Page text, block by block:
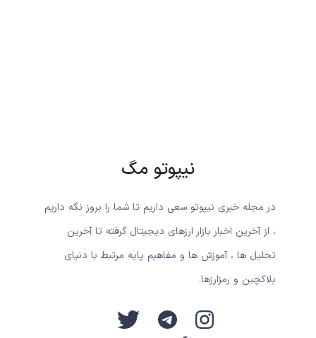
نیپوتو مگ
در مجله خبری نیپوتو سعی داریم تا شما را بروز نگه داریم
، از آخرین اخبار بازار ارزهای دیجیتال گرفته تا آخرین
تحلیل ها ، آموزش ها و مفاهیم پایه مرتبط با دنیای
بلاکچین و رمزارزها.